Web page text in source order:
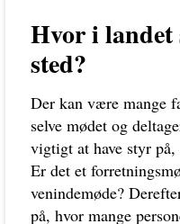
Hvor i landet
sted?
Der kan være mange
selve mødet og
vigtigt at have styr
Er det et
venindemøde?
på, hvor mange